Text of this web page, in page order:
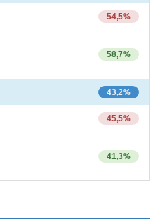
54,5%
58,7%
43,2%
45,5%
41,3%